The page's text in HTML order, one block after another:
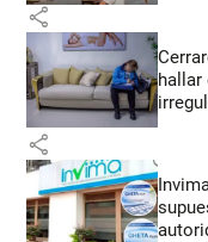
share
hallar
share